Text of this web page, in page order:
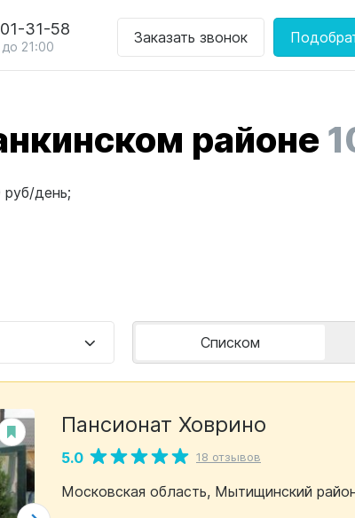
31-58
21:00
Заказать звонок
районе
день;
Списком
Пансионат Ховрино
5.0 18 отзывов
Московская область, Мытищинский